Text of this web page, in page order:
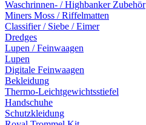
Waschrinnen- / Highbanker Zubehör
Miners Moss / Riffelmatten
Classifier / Siebe / Eimer
Dredges
Lupen / Feinwaagen
Lupen
Digitale Feinwaagen
Bekleidung
Thermo-Leichtgewichtsstiefel
Handschuhe
Schutzkleidung